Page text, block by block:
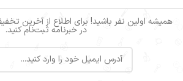
همیشه اولین نفر باشید! برای اطلاع از آخرین
در خبرنامه ثبت‌نام کنید.